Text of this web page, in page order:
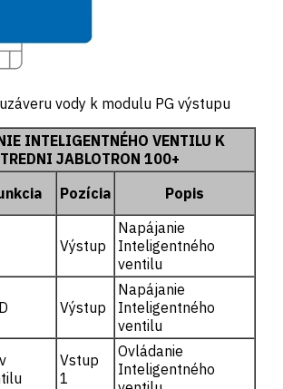
vody k modulu PG výstupu
INTELIGENTNÉHO VENTILU K
JABLOTRON 100+
Pozícia Popis
Výstup
Napájanie
Inteligentného
ventilu
Výstup
Napájanie
Inteligentného
ventilu
Vstup
1
Ovládanie
Inteligentného